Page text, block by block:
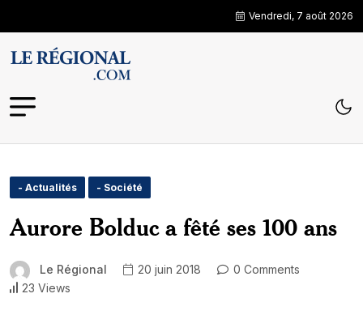
Vendredi, 7 août 2026
- Actualités - Société
Aurore Bolduc a fêté ses 100 ans
Le Régional 20 juin 2018
0 Comments
23 Views